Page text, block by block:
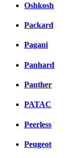
Oshkosh
Packard
Pagani
Panhard
Panther
PATAC
Peerless
Peugeot